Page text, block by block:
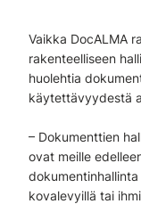
Vaikka DocALMA
rakenteelliseen
huolehtia
käytettävyydestä
– Dokumenttien
ovat meille
kovalevyillä tai